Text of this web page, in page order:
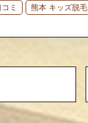
ミ 熊本 キッズ脱毛